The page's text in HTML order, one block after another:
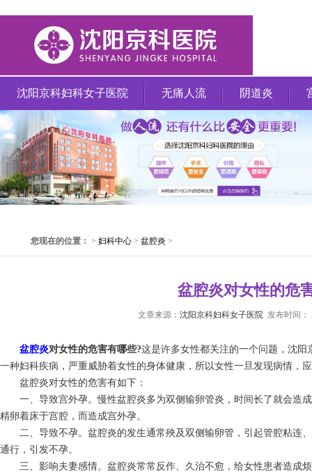
沈阳京科妇科女子医院 无痛人流 阴道炎
您现在的位置： > 妇科中心 > 盆腔炎 >
盆腔炎对女性的危
文章来源： 沈阳京科妇科女子医院发布时间：
盆腔炎对女性的危害有哪些?这是许多女性都关注的一个问题，沈
一种妇科疾病，严重威胁着女性的身体健康，所以女性一旦发现病情，
盆腔炎对女性的危害有如下：
一、导致宫外孕。慢性盆腔炎多为双侧输卵管炎，时间长了就会造
精卵着床于宫腔，而造成宫外孕。
二、导致不孕。盆腔炎的发生通常殃及双侧输卵管，引起管腔粘连
通行，引发不孕。
三、影响夫妻感情。盆腔炎常常反作、久治不愈，给女性患者造成